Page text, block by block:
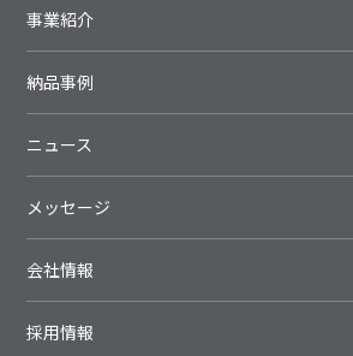
事業紹介
納品事例
ニュース
メッセージ
会社情報
採用情報